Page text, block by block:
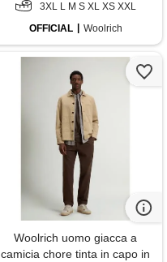
3XL L M S XL XS XXL
OFFICIAL
Woolrich
Woolrich uomo giacca a
camicia chore tinta in capo in